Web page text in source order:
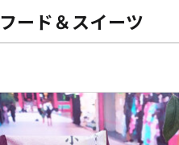
フード＆スイーツ